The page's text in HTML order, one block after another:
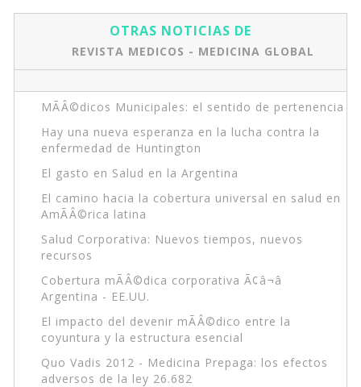
OTRAS NOTICIAS DE
REVISTA MEDICOS - MEDICINA GLOBAL
MÃÂ©dicos Municipales: el sentido de pertenencia
Hay una nueva esperanza en la lucha contra la
enfermedad de Huntington
El gasto en Salud en la Argentina
El camino hacia la cobertura universal en salud en
AmÃÂ©rica latina
Salud Corporativa: Nuevos tiempos, nuevos
recursos
Cobertura mÃÂ©dica corporativa Ã¢â¬â
Argentina - EE.UU.
El impacto del devenir mÃÂ©dico entre la
coyuntura y la estructura esencial
Quo Vadis 2012 - Medicina Prepaga: los efectos
adversos de la ley 26.682